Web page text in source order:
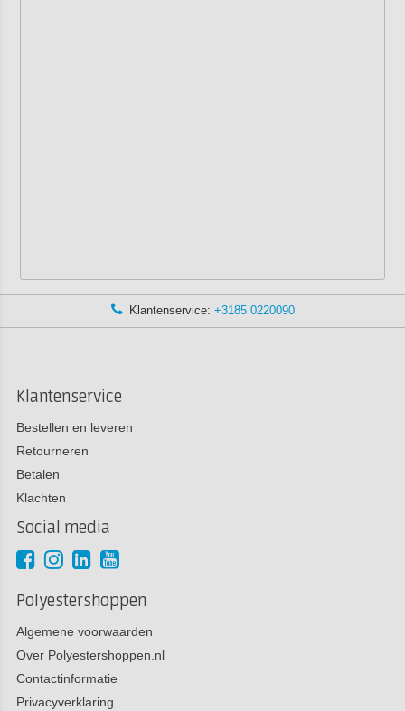
Klantenservice: +3185 0220090
Klantenservice
Bestellen en leveren
Retourneren
Betalen
Klachten
Social media
Polyestershoppen
Algemene voorwaarden
Over Polyestershoppen.nl
Contactinformatie
Privacyverklaring